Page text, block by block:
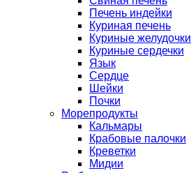
Печень индейки
Куриная печень
Куриные желудочки
Куриные сердечки
Язык
Сердце
Шейки
Почки
Морепродукты
Кальмары
Крабовые палочки
Креветки
Мидии